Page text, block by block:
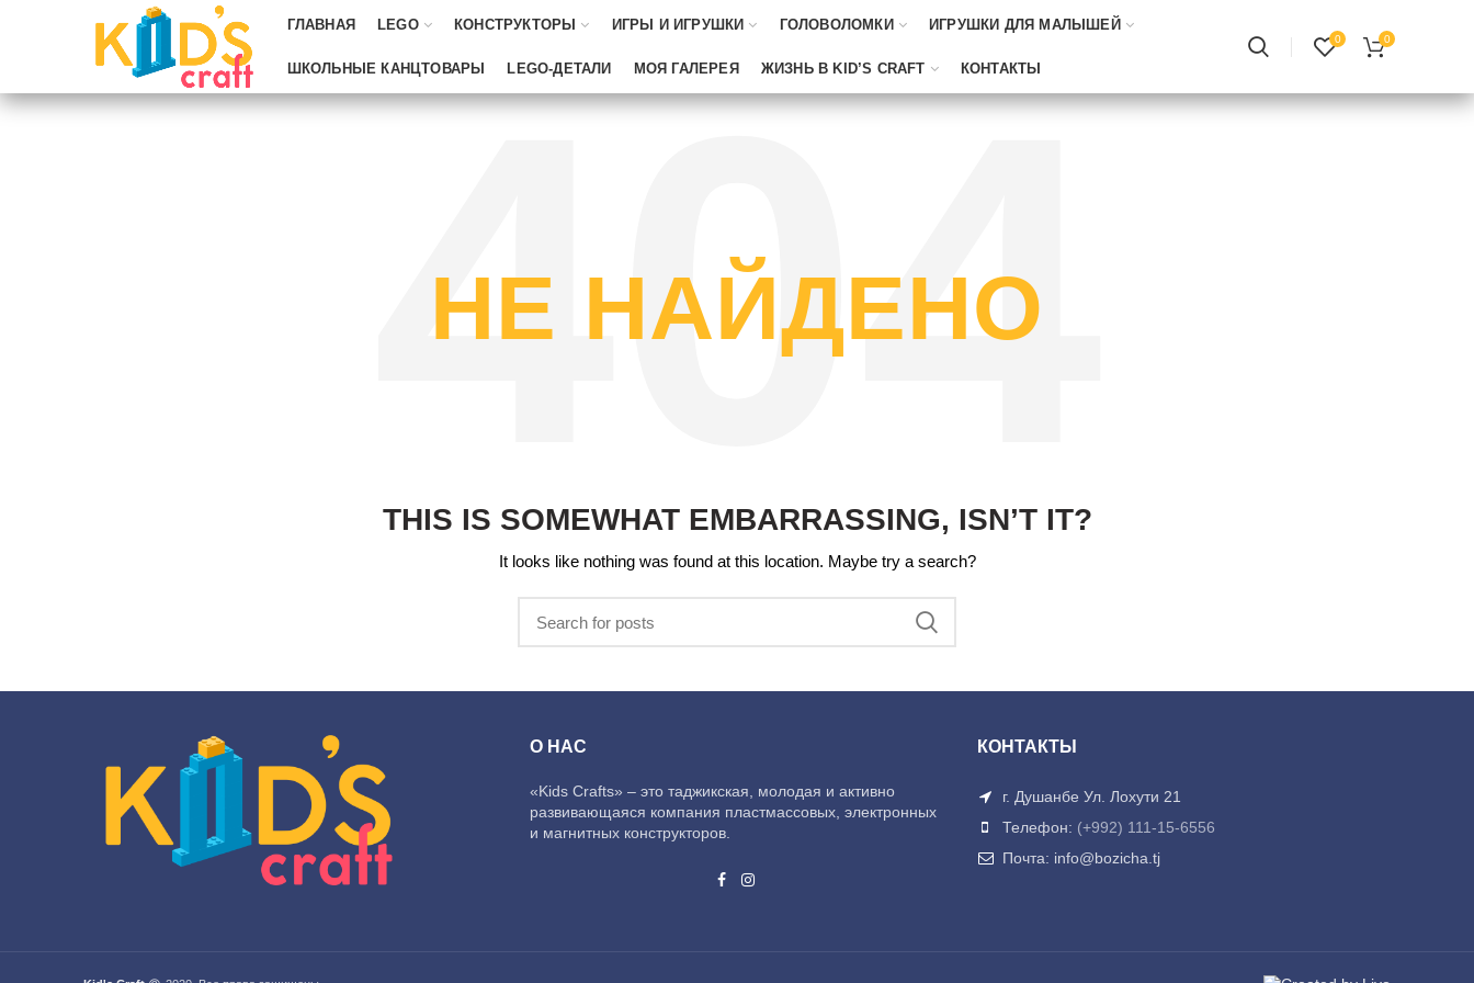
ГЛАВНАЯ LEGO КОНСТРУКТОРЫ ИГРЫ И ИГРУШКИ ГОЛОВОЛОМКИ ИГРУШКИ ДЛЯ МАЛЫШЕЙ
ШКОЛЬНЫЕ КАНЦТОВАРЫ LEGO-ДЕТАЛИ МОЯ ГАЛЕРЕЯ ЖИЗНЬ В KID’S CRAFT КОНТАКТЫ
0 0
НЕ НАЙДЕНО
THIS IS SOMEWHAT EMBARRASSING, ISN’T IT?
It looks like nothing was found at this location. Maybe try a search?
О НАС
«Kids Crafts» – это таджикская, молодая и активно
развивающаяся компания пластмассовых, электронных
и магнитных конструкторов.
КОНТАКТЫ
г. Душанбе Ул. Лохути 21
Телефон: (+992) 111-15-6556
Почта: info@bozicha.tj